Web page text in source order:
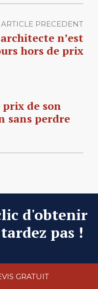
ARTICLE PRECEDENT
n’est
hors de prix
de son
sans perdre
d'obtenir
pas !
GRATUIT